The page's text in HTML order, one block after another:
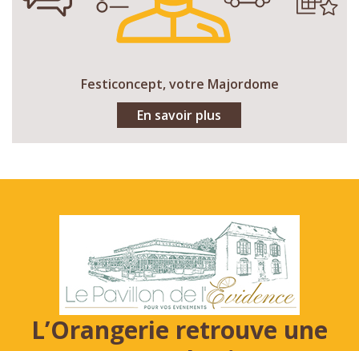
Festiconcept, votre Majordome
En savoir plus
L’Orangerie retrouve une